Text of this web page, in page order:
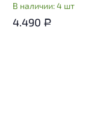
В наличии: 4 шт
4.490 Р